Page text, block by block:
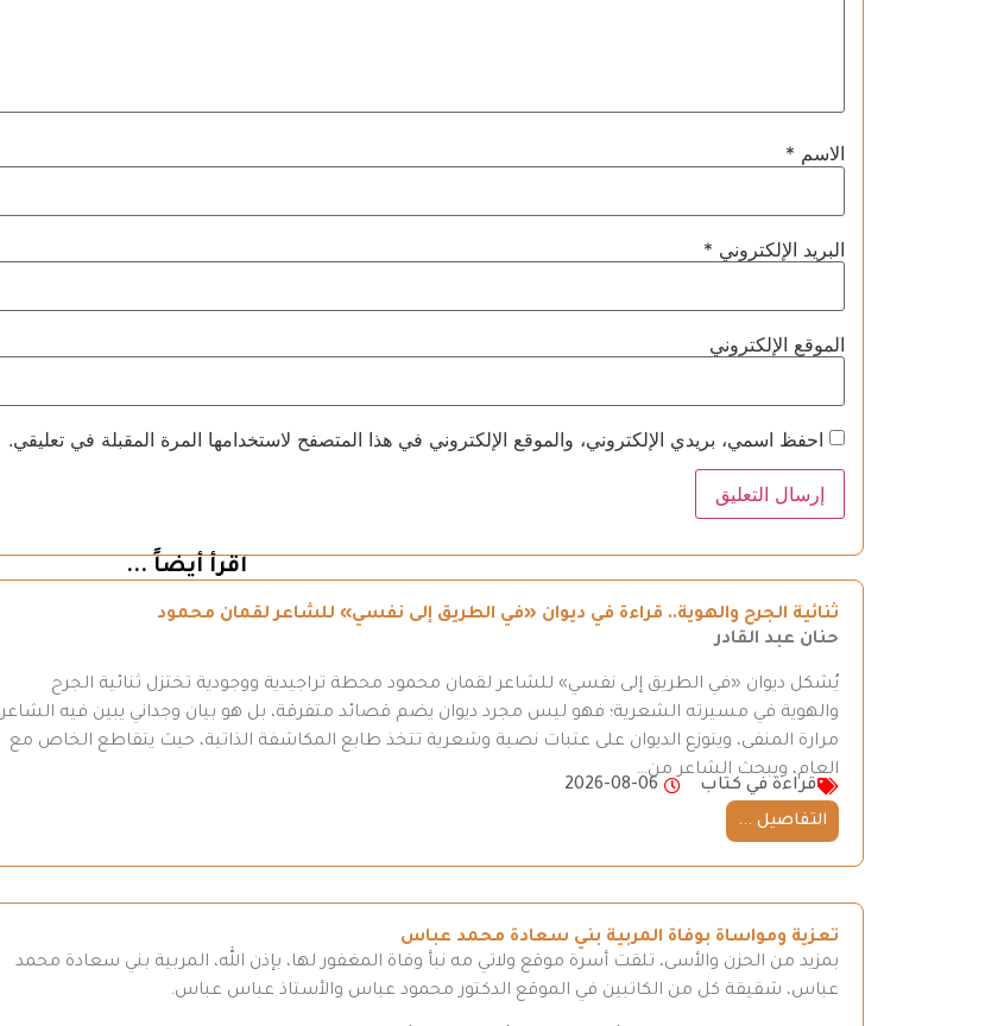
الاسم *
البريد الإلكتروني *
الموقع الإلكتروني
احفظ اسمي، بريدي الإلكتروني، والموقع الإلكتروني في هذا المتصفح لاستخدامها المرة المقبلة في تعليقي.
اقرأ أيضاً ...
ثنائية الجرح والهوية.. قراءة في ديوان «في الطريق إلى نفسي» للشاعر لقمان محمود
حنان عبد القادر
يُشكل ديوان «في الطريق إلى نفسي» للشاعر لقمان محمود محطة تراجيدية ووجودية تختزل ثنائية الجرح
والهوية في مسيرته الشعرية؛ فهو ليس مجرد ديوان يضم قصائد متفرقة، بل هو بيان وجداني يبين فيه الشاعر
مرارة المنفى، ويتوزع الديوان على عتبات نصية وشعرية تتخذ طابع المكاشفة الذاتية، حيث يتقاطع الخاص مع
العام، ويبحث الشاعر من…
قراءة في كتاب
2026-08-06
التفاصيل ...
تعزية ومواساة بوفاة المربية بني سعادة محمد عباس
بمزيد من الحزن والأسى، تلقت أسرة موقع ولاتي مه نبأ وفاة المغفور لها، بإذن الله، المربية بني سعادة محمد
عباس، شقيقة كل من الكاتبين في الموقع الدكتور محمود عباس والأستاذ عباس عباس.